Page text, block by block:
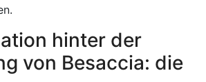
hinter der
von Besaccia: die